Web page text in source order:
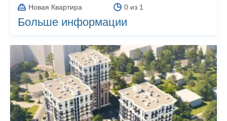
Новая Квартира 0 из 1
Больше информации